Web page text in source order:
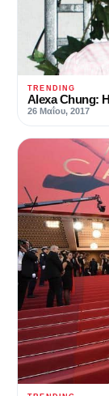
TRENDING
Alexa Chung:
26 Μαΐου, 2017